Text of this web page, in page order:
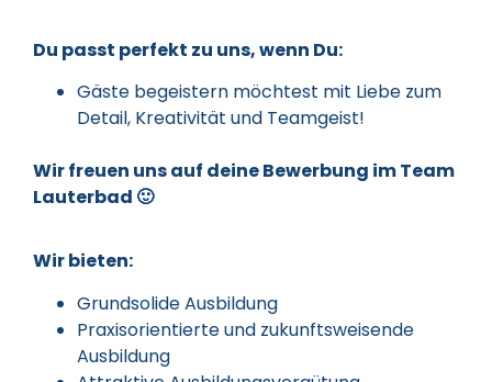
Du passt perfekt zu uns, wenn Du:
Gäste begeistern möchtest mit Liebe zum
Detail, Kreativität und Teamgeist!
Wir freuen uns auf deine Bewerbung im Team
Lauterbad 🙂
Wir bieten:
Grundsolide Ausbildung
Praxisorientierte und zukunftsweisende
Ausbildung